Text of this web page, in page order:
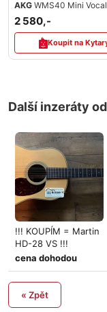
AKG WMS40 Mini
2 580,-
Koupit na
Další inzeráty
!!! KOUPÍM = Martin
HD-28 VS !!!
cena dohodou
« Zpět